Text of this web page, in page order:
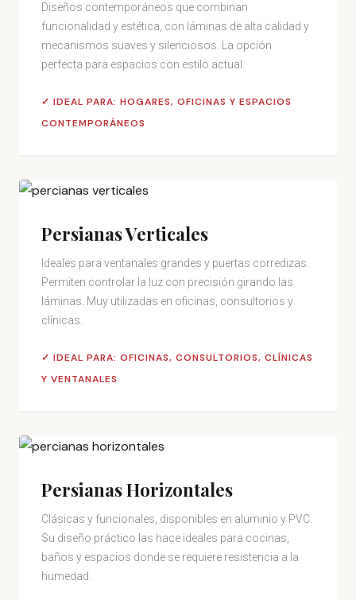
Diseños contemporáneos que combinan
funcionalidad y estética, con láminas de alta calidad y
mecanismos suaves y silenciosos. La opción
perfecta para espacios con estilo actual.
✓ IDEAL PARA: HOGARES, OFICINAS Y ESPACIOS
CONTEMPORÁNEOS
Persianas Verticales
Ideales para ventanales grandes y puertas corredizas.
Permiten controlar la luz con precisión girando las
láminas. Muy utilizadas en oficinas, consultorios y
clínicas.
✓ IDEAL PARA: OFICINAS, CONSULTORIOS, CLÍNICAS
Y VENTANALES
Persianas Horizontales
Clásicas y funcionales, disponibles en aluminio y PVC.
Su diseño práctico las hace ideales para cocinas,
baños y espacios donde se requiere resistencia a la
humedad.